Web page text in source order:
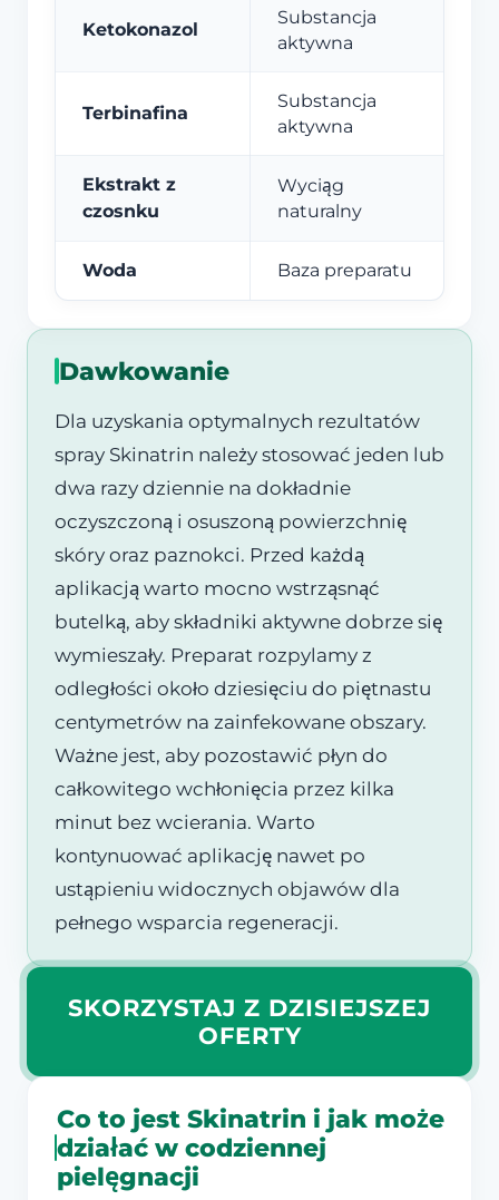
Ketokonazol
Substancja
aktywna
Terbinafina
Substancja
aktywna
Ekstrakt z
czosnku
Wyciąg
naturalny
Woda Baza preparatu
Dawkowanie
Dla uzyskania optymalnych rezultatów
spray Skinatrin należy stosować jeden lub
dwa razy dziennie na dokładnie
oczyszczoną i osuszoną powierzchnię
skóry oraz paznokci. Przed każdą
aplikacją warto mocno wstrząsnąć
butelką, aby składniki aktywne dobrze się
wymieszały. Preparat rozpylamy z
odległości około dziesięciu do piętnastu
centymetrów na zainfekowane obszary.
Ważne jest, aby pozostawić płyn do
całkowitego wchłonięcia przez kilka
minut bez wcierania. Warto
kontynuować aplikację nawet po
ustąpieniu widocznych objawów dla
pełnego wsparcia regeneracji.
SKORZYSTAJ Z DZISIEJSZEJ
OFERTY
Co to jest Skinatrin i jak może
działać w codziennej
pielęgnacji